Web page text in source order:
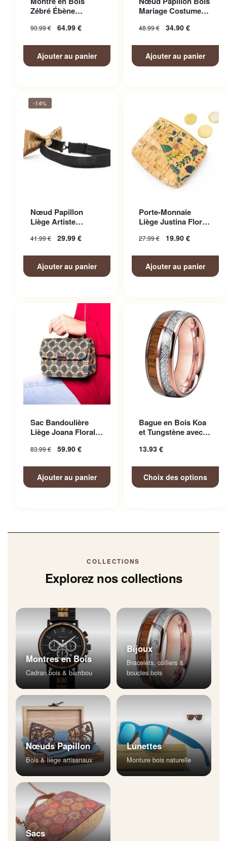
Zébré Ébène
90.99€ 64.99 €
Ajouter au panier
Mariage Costume
48.99€ 34.90 €
Ajouter au panier
-14%
Nœud Papillon
Liège Artiste
41.99€ 29.99 €
Ajouter au panier
Porte-Monnaie
Liège Justina Floral
27.99€ 19.90 €
Ajouter au panier
Sac Bandoulière
Liège Joana Floral
83.99€ 59.90 €
Ajouter au panier
Bague en Bois Koa
et Tungstène avec
13.93 €
Choix des options
variations. Les options
peuvent être choisies sur la
page du produit
COLLECTIONS
Explorez nos collections
Montres en Bois
Cadran bois & bambou
Bijoux
Bracelets, colliers &
boucles bois
Nœuds Papillon
Bois & liège artisanaux
🕶
Lunettes
Monture bois naturelle
Sacs